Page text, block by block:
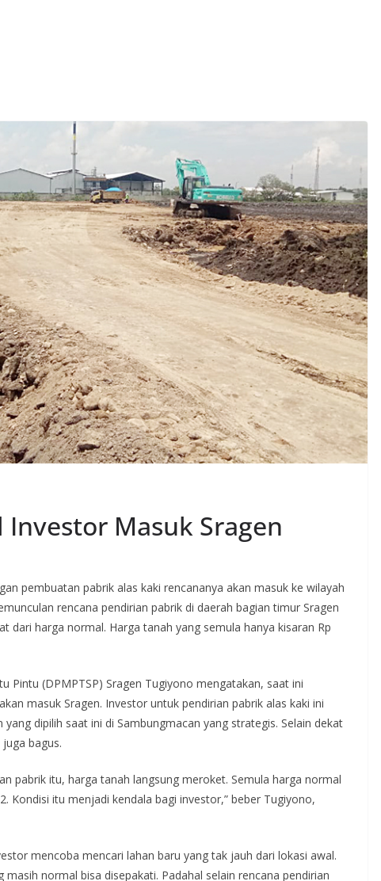
Investor Masuk Sragen
pembuatan pabrik alas kaki rencananya akan masuk ke wilayah
rencana pendirian pabrik di daerah bagian timur Sragen
dari harga normal. Harga tanah yang semula hanya kisaran Rp
Pintu (DPMPTSP) Sragen Tugiyono mengatakan, saat ini
masuk Sragen. Investor untuk pendirian pabrik alas kaki ini
dipilih saat ini di Sambungmacan yang strategis. Selain dekat
bagus.
pabrik itu, harga tanah langsung meroket. Semula harga normal
Kondisi itu menjadi kendala bagi investor,” beber Tugiyono,
mencoba mencari lahan baru yang tak jauh dari lokasi awal.
normal bisa disepakati. Padahal selain rencana pendirian